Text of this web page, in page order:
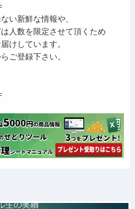
い新鮮な情報や、
人数を限定させて頂くため
けしています。
ご登録下さい。